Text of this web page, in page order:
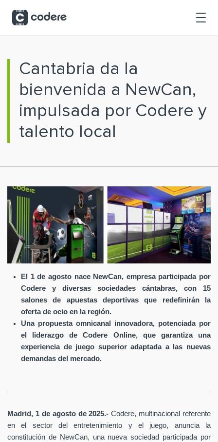
Cantabria da la
bienvenida a NewCan,
impulsada por Codere y
talento local
El 1 de agosto nace NewCan, empresa participada por
Codere y diversas sociedades cántabras, con 15
salones de apuestas deportivas que redefinirán la
oferta de ocio en la región.
Una propuesta omnicanal innovadora, potenciada por
el liderazgo de Codere Online, que garantiza una
experiencia de juego superior adaptada a las nuevas
demandas del mercado.
Madrid, 1 de agosto de 2025.-Codere, multinacional referente
en el sector del entretenimiento y el juego, anuncia la
constitución de NewCan, una nueva sociedad participada por